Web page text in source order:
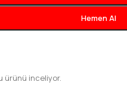
Hemen Al
ürünü inceliyor.